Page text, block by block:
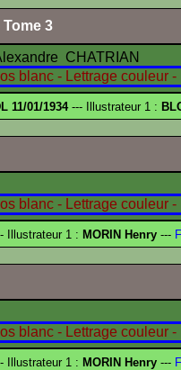
3
CHATRIAN
11/01/1934--- Illustrateur 1 :
Illustrateur 1 : MORIN Henry ---
Illustrateur 1 : MORIN Henry ---